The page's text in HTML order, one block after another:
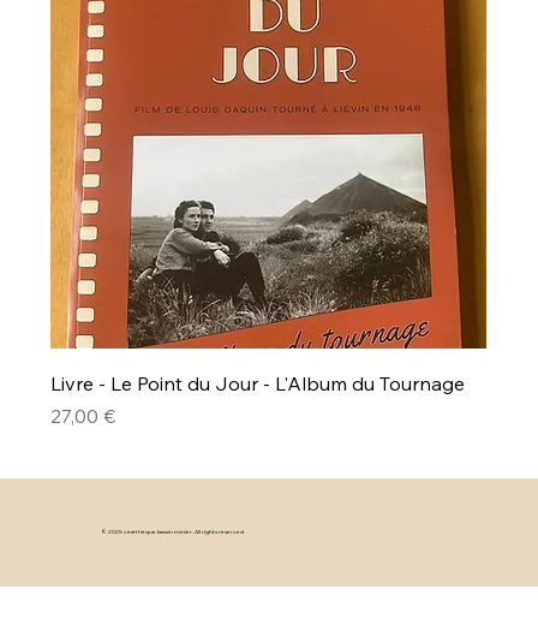
Livre - Le Point du Jour - L'Album du Tournage
Prix
27,00 €
© 2025 cinéthèque bassin minier. All rights reserved